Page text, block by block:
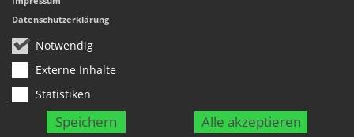
Notwendig
Externe Inhalte
Statistiken
Speichern Alle akzeptieren
Datenschutzerklärung